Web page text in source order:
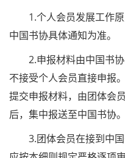
1.个人会员发展工作
中国书协具体通知为准。
2.申报材料由中国书
不接受个人会员直接申报
提交申报材料，由团体会
后，集中报送至中国书协。
3.团体会员在接到中